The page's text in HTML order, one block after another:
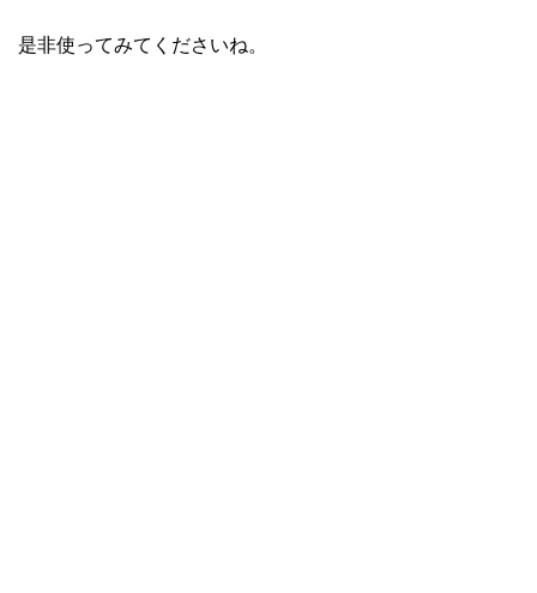
是非使ってみてくださいね。